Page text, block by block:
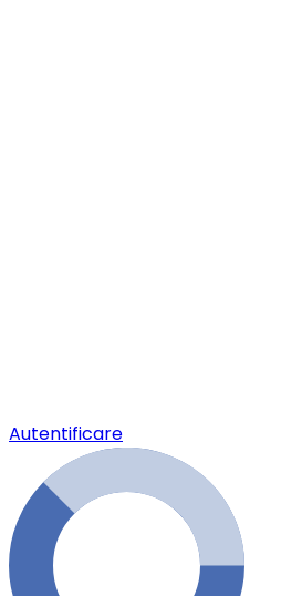
Autentificare